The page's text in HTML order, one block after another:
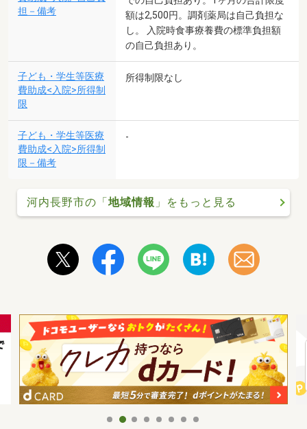
担－備考
額は2,500円。調剤薬局は自己負担な
し。 入院時食事療養費の標準負担額
の自己負担あり。
子ども・学生等医療
費助成<入院>所得制
限
所得制限なし
子ども・学生等医療
費助成<入院>所得制
限－備考
-
河内長野市の「地域情報 」をもっと見る